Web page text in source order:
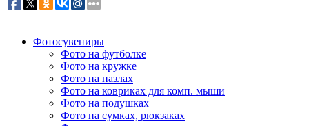
Фотосувениры
Фото на футболке
Фото на кружке
Фото на пазлах
Фото на ковриках для комп. мыши
Фото на подушках
Фото на сумках, рюкзаках